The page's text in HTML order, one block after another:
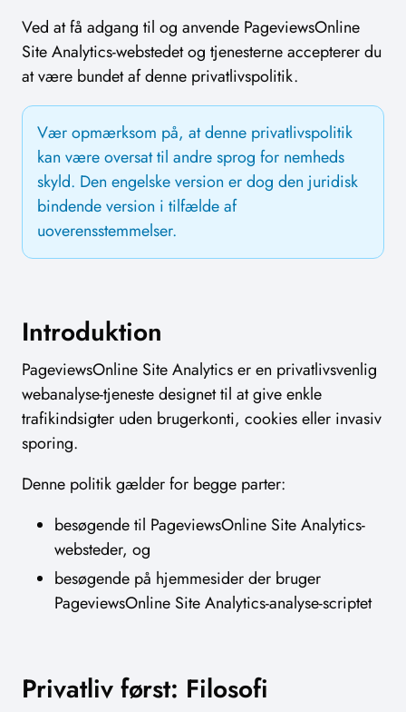
Ved at få adgang til og anvende PageviewsOnline
Site Analytics-webstedet og tjenesterne accepterer du
at være bundet af denne privatlivspolitik.
Vær opmærksom på, at denne privatlivspolitik
kan være oversat til andre sprog for nemheds
skyld. Den engelske version er dog den juridisk
bindende version i tilfælde af
uoverensstemmelser.
Introduktion
PageviewsOnline Site Analytics er en privatlivsvenlig
webanalyse-tjeneste designet til at give enkle
trafikindsigter uden brugerkonti, cookies eller invasiv
sporing.
Denne politik gælder for begge parter:
besøgende til PageviewsOnline Site Analytics-
websteder, og
besøgende på hjemmesider der bruger
PageviewsOnline Site Analytics-analyse-scriptet
Privatliv først: Filosofi